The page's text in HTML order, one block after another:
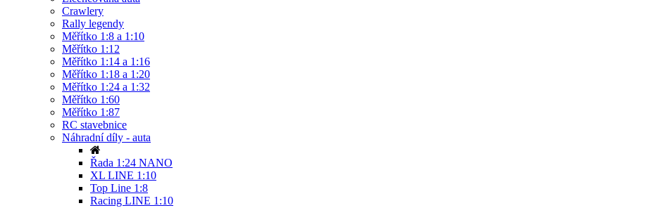
Crawlery
Rally legendy
Měřítko 1:8 a 1:10
Měřítko 1:12
Měřítko 1:14 a 1:16
Měřítko 1:18 a 1:20
Měřítko 1:24 a 1:32
Měřítko 1:60
Měřítko 1:87
RC stavebnice
Náhradní díly - auta
Řada 1:24 NANO
XL LINE 1:10
Top Line 1:8
Racing LINE 1:10